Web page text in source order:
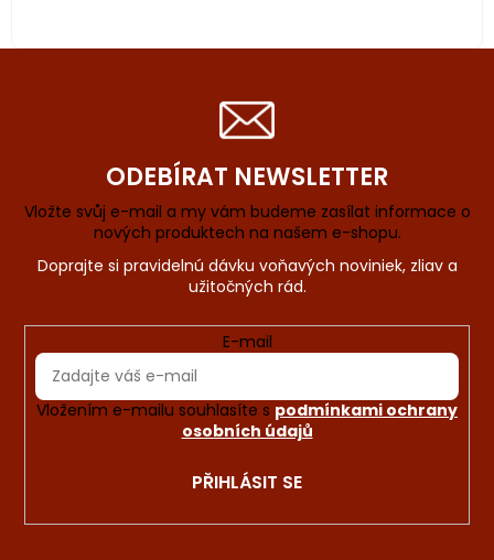
ODEBÍRAT NEWSLETTER
Vložte svůj e-mail a my vám budeme zasílat informace o
nových produktech na našem e-shopu.
E-mail
Vložením e-mailu souhlasíte s podmínkami ochrany
osobních údajů
PŘIHLÁSIT SE